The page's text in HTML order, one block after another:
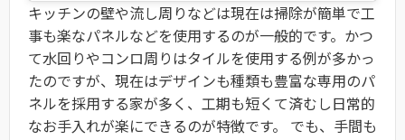
キッチンの壁や流し周りなどは現在は掃除が簡単で工
事も楽なパネルなどを使用するのが一般的です。かつ
て水回りやコンロ周りはタイルを使用する例が多かっ
たのですが、現在はデザインも種類も豊富な専用のパ
ネルを採用する家が多く、工期も短くて済むし日常的
なお手入れが楽にできるのが特徴です。 でも、手間も